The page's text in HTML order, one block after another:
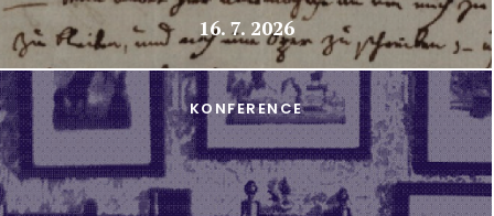
16. 7. 2026
KONFERENCE